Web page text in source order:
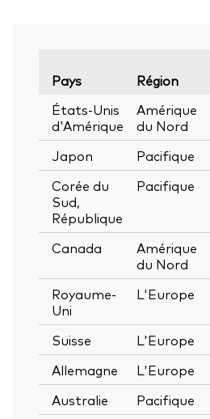
Pays Région
États-Unis
d'Amérique
Amérique
du Nord
Japon Pacifique
Corée du
Sud,
République
Pacifique
Canada
Amérique
du Nord
Royaume-
Uni
L'Europe
Suisse L'Europe
Allemagne
L'Europe
Australie
Pacifique